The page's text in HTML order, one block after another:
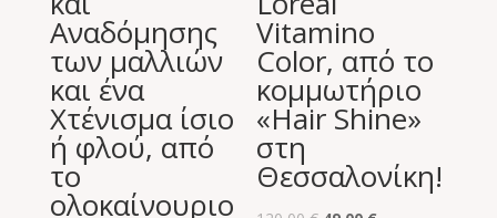
Αναδόμησης
των μαλλιών
και ένα
Χτένισμα ίσιο
ή φλού, από
το
ολοκαίνουριο
Vitamino
Color, από το
κομμωτήριο
«Hair Shine»
στη
Θεσσαλονίκη!